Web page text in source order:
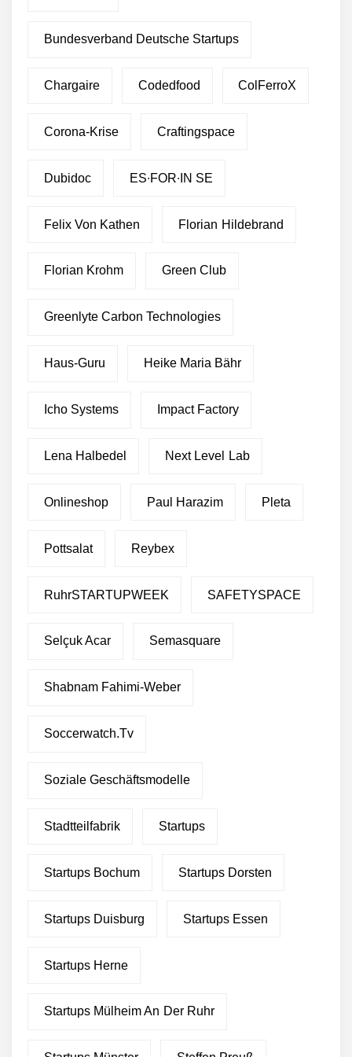
Bundesverband Deutsche Startups
Chargaire Codedfood ColFerroX
Corona-Krise Craftingspace
Dubidoc ES∙FOR∙IN SE
Felix Von Kathen Florian Hildebrand
Florian Krohm Green Club
Greenlyte Carbon Technologies
Haus-Guru Heike Maria Bähr
Icho Systems Impact Factory
Lena Halbedel Next Level Lab
Onlineshop Paul Harazim Pleta
Pottsalat Reybex
RuhrSTARTUPWEEK SAFETYSPACE
Selçuk Acar Semasquare
Shabnam Fahimi-Weber
Soccerwatch.tv
Soziale Geschäftsmodelle
Stadtteilfabrik Startups
Startups Bochum Startups Dorsten
Startups Duisburg Startups Essen
Startups Herne
Startups Mülheim An Der Ruhr